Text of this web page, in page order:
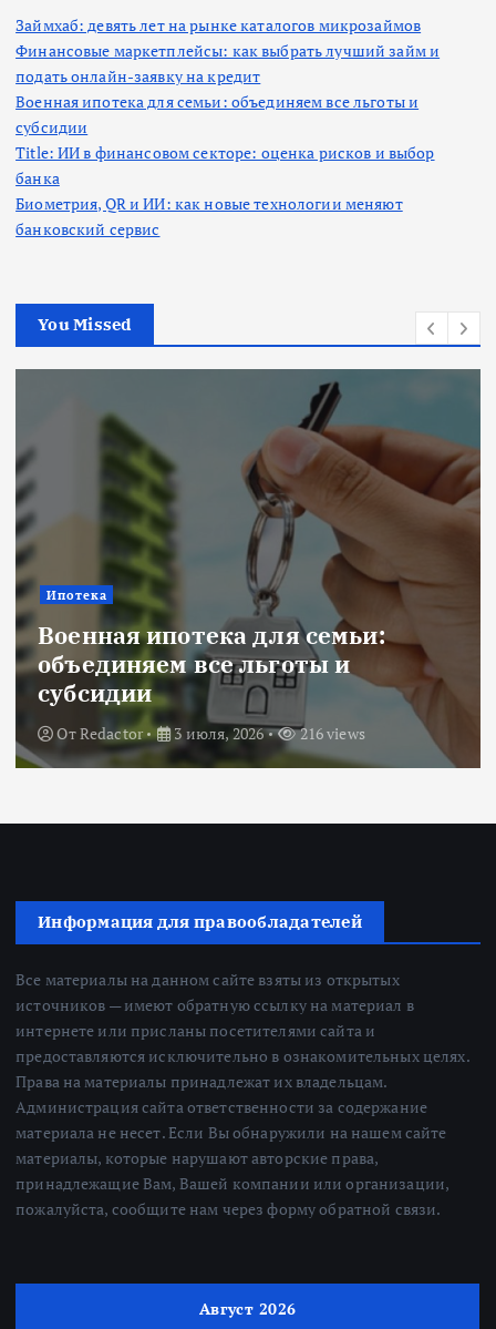
Займхаб: девять лет на рынке каталогов микрозаймов
Финансовые маркетплейсы: как выбрать лучший займ и
подать онлайн-заявку на кредит
Военная ипотека для семьи: объединяем все льготы и
субсидии
Title: ИИ в финансовом секторе: оценка рисков и выбор
банка
Биометрия, QR и ИИ: как новые технологии меняют
банковский сервис
You Missed
Ипотека
Военная ипотека для семьи:
объединяем все льготы и
субсидии
ОтRedactor 3 июля, 2026 216 views
Информация для правообладателей
Все материалы на данном сайте взяты из открытых
источников — имеют обратную ссылку на материал в
интернете или присланы посетителями сайта и
предоставляются исключительно в ознакомительных целях.
Права на материалы принадлежат их владельцам.
Администрация сайта ответственности за содержание
материала не несет. Если Вы обнаружили на нашем сайте
материалы, которые нарушают авторские права,
принадлежащие Вам, Вашей компании или организации,
пожалуйста, сообщите нам через форму обратной связи.
Август 2026